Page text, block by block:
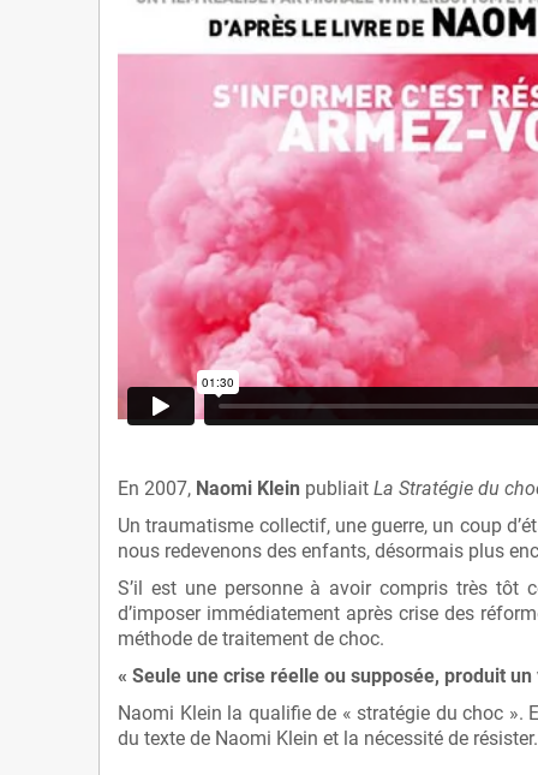
En 2007, Naomi Klein publiait La Stratégie du
Un traumatisme collectif, une guerre, un coup
nous redevenons des enfants, désormais plus
S’il est une personne à avoir compris très tôt
d’imposer immédiatement après crise des
méthode de traitement de choc.
« Seule une crise réelle ou supposée, produit
Naomi Klein la qualifie de « stratégie du choc ».
du texte de Naomi Klein et la nécessité de résister.